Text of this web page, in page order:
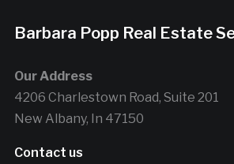
Barbara Popp Real Estate
Our Address
4206 Charlestown Road, Suite 201
New Albany, In 47150
Contact us